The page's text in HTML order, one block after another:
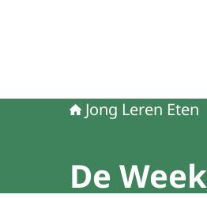
Jong Leren Eten
De